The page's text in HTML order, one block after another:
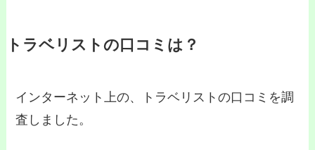
トラベリストの口コミは？
インターネット上の、トラベリストの口コミを調
査しました。